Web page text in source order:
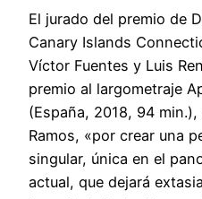
El jurado del premio de
Canary Islands
Víctor Fuentes y Luis
premio al largometraje
(España, 2018, 94
Ramos, «por crear una
singular, única en el
actual, que dejará